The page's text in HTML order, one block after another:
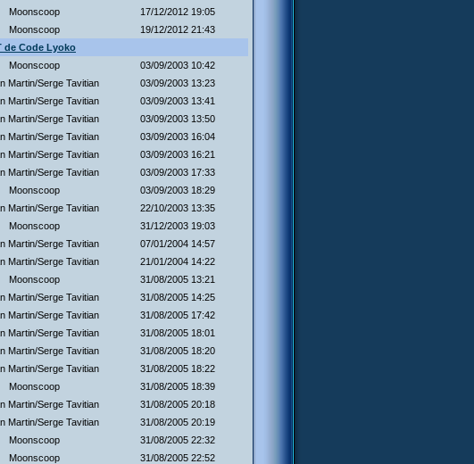
Moonscoop
17/12/2012 19:05
Moonscoop
19/12/2012 21:43
de Code Lyoko
Moonscoop
03/09/2003 10:42
Martin/Serge Tavitian
03/09/2003 13:23
Martin/Serge Tavitian
03/09/2003 13:41
Martin/Serge Tavitian
03/09/2003 13:50
Martin/Serge Tavitian
03/09/2003 16:04
Martin/Serge Tavitian
03/09/2003 16:21
Martin/Serge Tavitian
03/09/2003 17:33
Moonscoop
03/09/2003 18:29
Martin/Serge Tavitian
22/10/2003 13:35
Moonscoop
31/12/2003 19:03
Martin/Serge Tavitian
07/01/2004 14:57
Martin/Serge Tavitian
21/01/2004 14:22
Moonscoop
31/08/2005 13:21
Martin/Serge Tavitian
31/08/2005 14:25
Martin/Serge Tavitian
31/08/2005 17:42
Martin/Serge Tavitian
31/08/2005 18:01
Martin/Serge Tavitian
31/08/2005 18:20
Martin/Serge Tavitian
31/08/2005 18:22
Moonscoop
31/08/2005 18:39
Martin/Serge Tavitian
31/08/2005 20:18
Martin/Serge Tavitian
31/08/2005 20:19
Moonscoop
31/08/2005 22:32
Moonscoop
31/08/2005 22:52